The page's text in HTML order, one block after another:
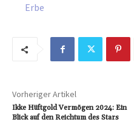
Erbe
Vorheriger Artikel
Ikke Hüftgold Vermögen 2024: Ein
Blick auf den Reichtum des Stars